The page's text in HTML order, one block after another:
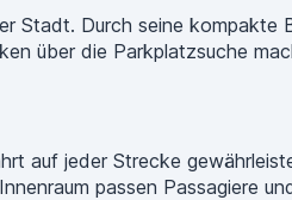
Stadt. Durch seine kompakte
über die Parkplatzsuche
auf jeder Strecke
passen Passagiere